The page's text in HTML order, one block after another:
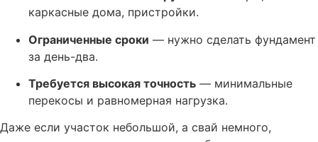
каркасные дома, пристройки.
Ограниченные сроки — нужно сделать фундамент
за день-два.
Требуется высокая точность — минимальные
перекосы и равномерная нагрузка.
Даже если участок небольшой, а свай немного,